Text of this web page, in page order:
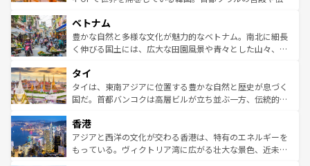
参照してほしい。
容にもいいと評判のスイーツなど、バラエティ豊かな料理
が味わえる。 なお、新着の台湾情報は コンテンツ一覧を参
照してほしい。
き、地方に足を延ばせば四季折々の自然美を楽しむことが
できる。そして、キムチや焼肉、絶品のストリートフード
まで、さまざまな韓国料理が待っている。夜には、韓国な
リティに包まれながら、韓国の多彩な魅力を心ゆくまで味
わってみてほしい。 なお、新着の韓国情報はコンテンツ一
覧を参照してほしい。
ベトナム
豊かな自然と多様な文化が魅力的なベトナム。南北に細長
く伸びる国土には、広大な田園風景や青々とした山々、世
急速な発展と共に伝統が息づく。ハノイの古い町並みやホ
ーチミン市のフランス統治時代の建物も、独特の雰囲気を
醸し出している。また、バラエティの豊かさとおいしさで
とつ。フォーやバインミー、ベトナムコーヒーなどは、ぜ
ひ現地で味わいたい。どの地域を訪れてもあたたかい人々
が旅行者を迎えてくれるので、きっと忘れられない旅にな
タイ
タイは、東南アジアに位置する豊かな自然と歴史が息づく
国だ。首都バンコクは高層ビルが立ち並ぶ一方、伝統的な
の活気が交差している。北部ではチェンマイなどの山岳地
帯で自然と触れ合い、南部ではプーケットやクラビの美し
いビーチでリゾート気分を楽しむことができる。タイ料理
香港
アジアと西洋の文化が交わる香港は、特有のエネルギーを
もっている。ヴィクトリア湾に広がる壮大な景色、近未来